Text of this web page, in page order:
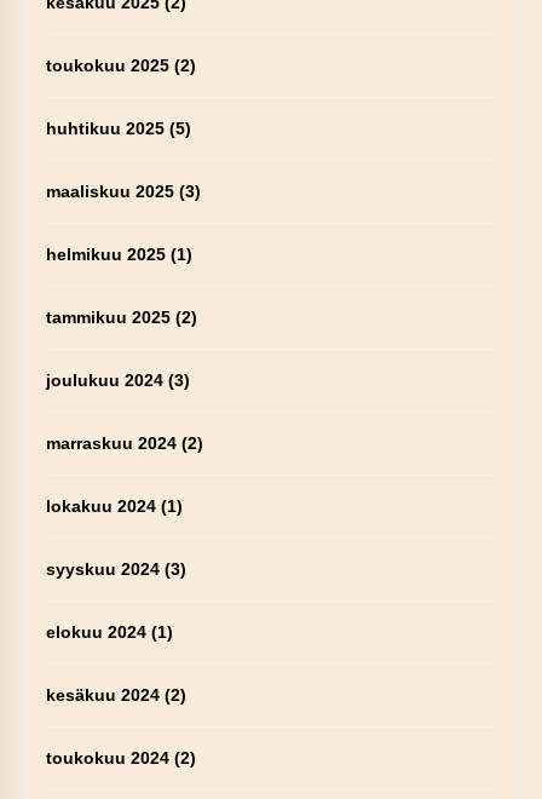
toukokuu 2025(2)
huhtikuu 2025(5)
maaliskuu 2025(3)
helmikuu 2025(1)
tammikuu 2025(2)
joulukuu 2024(3)
marraskuu 2024(2)
lokakuu 2024(1)
syyskuu 2024(3)
elokuu 2024(1)
kesäkuu 2024(2)
toukokuu 2024(2)